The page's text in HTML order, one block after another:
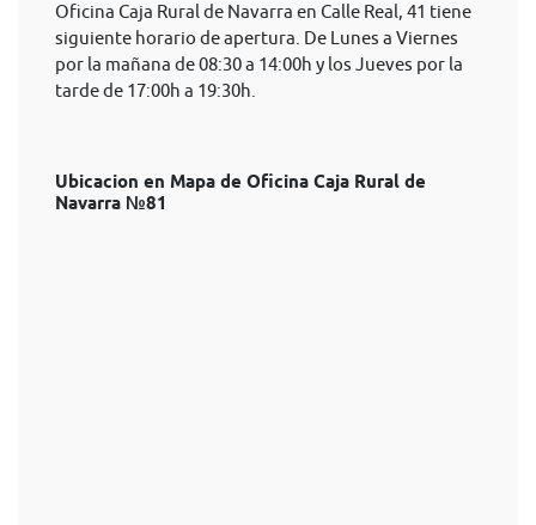
Oficina Caja Rural de Navarra en Calle Real, 41 tiene
siguiente horario de apertura. De Lunes a Viernes
por la mañana de 08:30 a 14:00h y los Jueves por la
tarde de 17:00h a 19:30h.
Ubicacion en Mapa de Oficina Caja Rural de
Navarra №81